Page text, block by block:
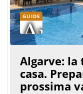
GUIDE
Algarve: la
casa.
prossima